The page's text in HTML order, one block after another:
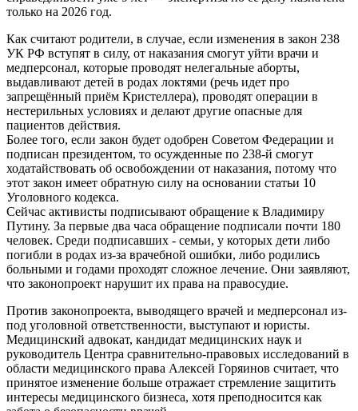
только на 2026 год.
Как считают родители, в случае, если изменения в закон 238
УК РФ вступят в силу, от наказания смогут уйти врачи и
медперсонал, которые проводят нелегальные аборты,
выдавливают детей в родах локтями (речь идет про
запрещённый приём Кристеллера), проводят операции в
нестерильных условиях и делают другие опасные для
пациентов действия.
Более того, если закон будет одобрен Советом Федерации и
подписан президентом, то осужденные по 238-й смогут
ходатайствовать об освобождении от наказания, потому что
этот закон имеет обратную силу на основании статьи 10
Уголовного кодекса.
Сейчас активисты подписывают обращение к Владимиру
Путину. За первые два часа обращение подписали почти 180
человек. Среди подписавших - семьи, у которых дети либо
погибли в родах из-за врачебной ошибки, либо родились
больными и годами проходят сложное лечение. Они заявляют,
что законопроект нарушит их права на правосудие.
Против законопроекта, выводящего врачей и медперсонал из-
под уголовной ответственности, выступают и юристы.
Медицинский адвокат, кандидат медицинских наук и
руководитель Центра сравнительно-правовых исследований в
области медицинского права Алексей Горяинов считает, что
принятое изменение больше отражает стремление защитить
интересы медицинского бизнеса, хотя преподносится как